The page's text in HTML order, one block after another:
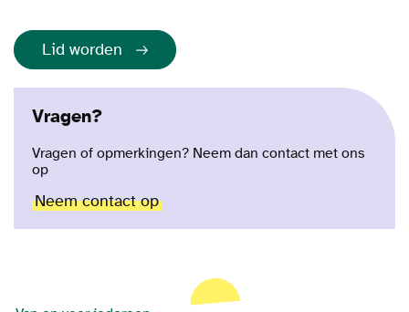
Lid worden
Vragen?
Vragen of opmerkingen? Neem dan contact met ons
op
Neem contact op